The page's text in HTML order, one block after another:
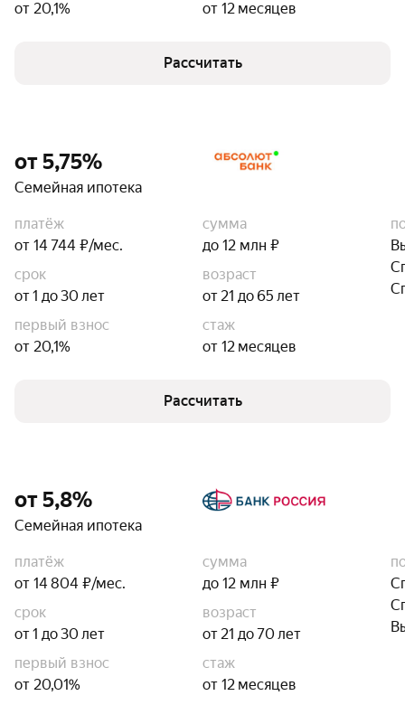
от 20,1%
от 12 месяцев
Рассчитать
от 5,75%
Семейная ипотека
платёж
от 14 744 ₽/мес.
сумма
до 12 млн ₽
срок
от 1 до 30 лет
возраст
от 21 до 65 лет
первый взнос
от 20,1%
стаж
от 12 месяцев
Рассчитать
от 5,8%
Семейная ипотека
платёж
от 14 804 ₽/мес.
сумма
до 12 млн ₽
срок
от 1 до 30 лет
возраст
от 21 до 70 лет
первый взнос
от 20,01%
стаж
от 12 месяцев